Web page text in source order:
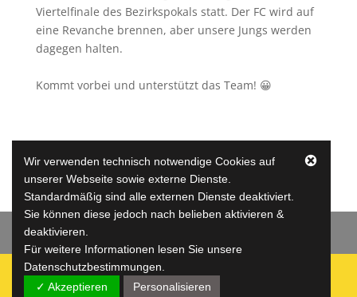
Viertelfinale des Bezirkspokals statt. Der FC wird auf
eine Revanche brennen, aber unsere Jungs werden
dagegen halten.
Kommt vorbei und unterstützt das Team! 😀
Datenschutz
Wir verwenden technisch notwendige Cookies auf
unserer Webseite sowie externe Dienste.
Standardmäßig sind alle externen Dienste deaktiviert.
Sie können diese jedoch nach belieben aktivieren &
deaktivieren.
Für weitere Informationen lesen Sie unsere
Datenschutzbestimmungen.
✓ Akzeptieren
Personalisieren